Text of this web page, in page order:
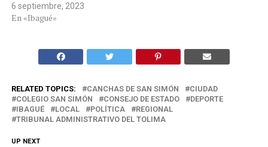
6 septiembre, 2023
En «Ibagué»
RELATED TOPICS: CANCHAS DE SAN SIMÓN
CIUDAD
COLEGIO SAN SIMÓN
CONSEJO DE ESTADO
DEPORTE
IBAGUÉ
LOCAL POLÍTICA
REGIONAL
TRIBUNAL ADMINISTRATIVO DEL TOLIMA
UP NEXT